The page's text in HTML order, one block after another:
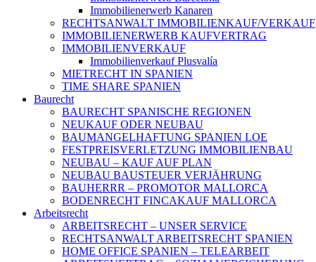
Immobilienerwerb Kanaren
RECHTSANWALT IMMOBILIENKAUF/VERKAUF
IMMOBILIENERWERB KAUFVERTRAG
IMMOBILIENVERKAUF
Immobilienverkauf Plusvalía
MIETRECHT IN SPANIEN
TIME SHARE SPANIEN
Baurecht
BAURECHT SPANISCHE REGIONEN
NEUKAUF ODER NEUBAU
BAUMANGELHAFTUNG SPANIEN LOE
FESTPREISVERLETZUNG IMMOBILIENBAU
NEUBAU – KAUF AUF PLAN
NEUBAU BAUSTEUER VERJÄHRUNG
BAUHERRR – PROMOTOR MALLORCA
BODENRECHT FINCAKAUF MALLORCA
Arbeitsrecht
ARBEITSRECHT – UNSER SERVICE
RECHTSANWALT ARBEITSRECHT SPANIEN
HOME OFFICE SPANIEN – TELEARBEIT